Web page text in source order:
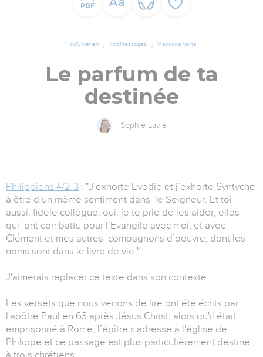
TopChrétien TopMessages Message texte
Le parfum de ta
destinée
Sophie Lavie
Philippiens 4/2-3 : "J’exhorte Evodie et j’exhorte Syntyche
à être d’un même sentiment dans le Seigneur. Et toi
aussi, fidèle collègue, oui, je te prie de les aider, elles
qui ont combattu pour l’Evangile avec moi, et avec
Clément et mes autres compagnons d’oeuvre, dont les
noms sont dans le livre de vie."
J'aimerais replacer ce texte dans son contexte :
Les versets que nous venons de lire ont été écrits par
l'apôtre Paul en 63 après Jésus Christ, alors qu'il était
emprisonné à Rome; l’épître s'adresse à l'église de
Philippe et ce passage est plus particulièrement destiné